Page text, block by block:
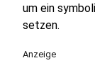
um ein
setzen.
Anzeige